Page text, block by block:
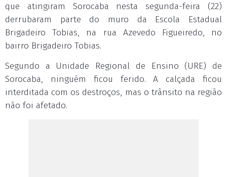
que atingiram Sorocaba nesta segunda-feira (22)
derrubaram parte do muro da Escola Estadual
Brigadeiro Tobias, na rua Azevedo Figueiredo, no
bairro Brigadeiro Tobias.
Segundo a Unidade Regional de Ensino (URE) de
Sorocaba, ninguém ficou ferido. A calçada ficou
interditada com os destroços, mas o trânsito na região
não foi afetado.